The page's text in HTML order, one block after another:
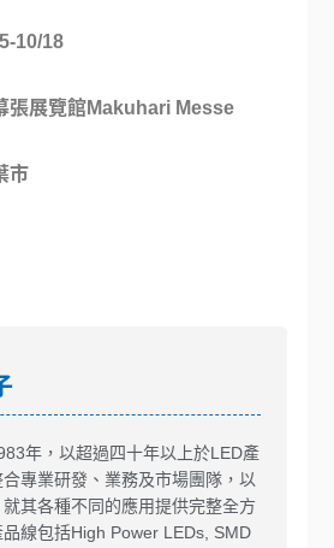
10/18
張展覽館Makuhari Messe
市
年，以超過四十年以上於LED產
專業研發、業務及市場團隊，以
其各種不同的應用提供完整全方
線包括High Power LEDs, SMD